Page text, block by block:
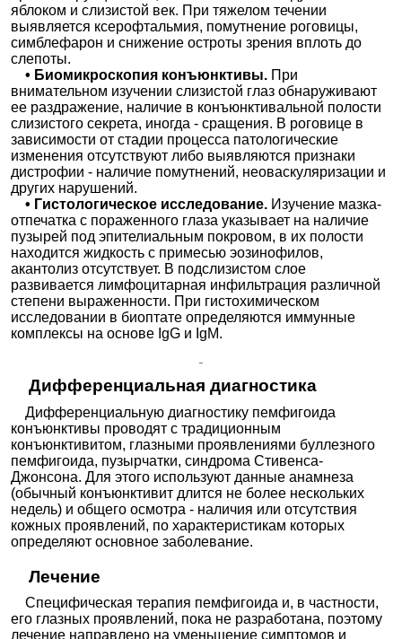
яблоком и слизистой век. При тяжелом течении
выявляется ксерофтальмия, помутнение роговицы,
симблефарон и снижение остроты зрения вплоть до
слепоты.
• Биомикроскопия конъюнктивы. При
внимательном изучении слизистой глаз обнаруживают
ее раздражение, наличие в конъюнктивальной полости
слизистого секрета, иногда - сращения. В роговице в
зависимости от стадии процесса патологические
изменения отсутствуют либо выявляются признаки
дистрофии - наличие помутнений, неоваскуляризации и
других нарушений.
• Гистологическое исследование. Изучение мазка-
отпечатка с пораженного глаза указывает на наличие
пузырей под эпителиальным покровом, в их полости
находится жидкость с примесью эозинофилов,
акантолиз отсутствует. В подслизистом слое
развивается лимфоцитарная инфильтрация различной
степени выраженности. При гистохимическом
исследовании в биоптате определяются иммунные
комплексы на основе IgG и IgM.
Дифференциальная диагностика
Дифференциальную диагностику пемфигоида
конъюнктивы проводят с традиционным
конъюнктивитом, глазными проявлениями буллезного
пемфигоида, пузырчатки, синдрома Стивенса-
Джонсона. Для этого используют данные анамнеза
(обычный конъюнктивит длится не более нескольких
недель) и общего осмотра - наличия или отсутствия
кожных проявлений, по характеристикам которых
определяют основное заболевание.
Лечение
Специфическая терапия пемфигоида и, в частности,
его глазных проявлений, пока не разработана, поэтому
лечение направлено на уменьшение симптомов и